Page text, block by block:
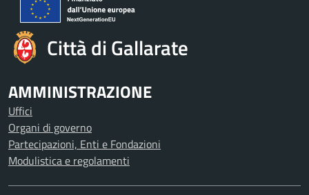
Città di Gallarate
AMMINISTRAZIONE
Uffici
Organi di governo
Partecipazioni, Enti e Fondazioni
Modulistica e regolamenti